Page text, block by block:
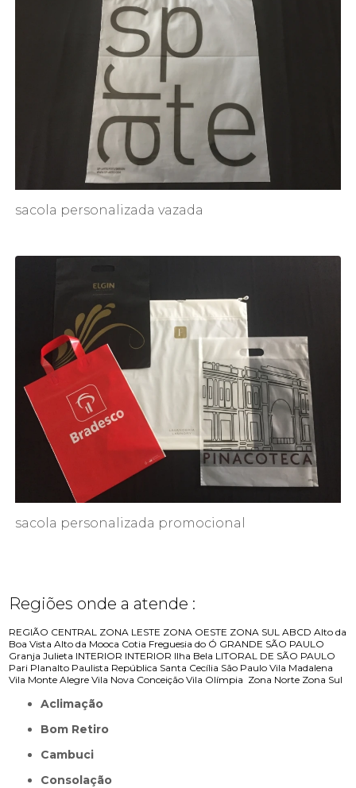
sacola personalizada vazada
sacola personalizada promocional
Regiões onde a atende :
REGIÃO CENTRAL ZONA LESTE ZONA OESTE ZONA SUL ABCD Alto da
Boa Vista Alto da Mooca Cotia Freguesia do Ó GRANDE SÃO PAULO
Granja Julieta INTERIOR INTERIOR Ilha Bela LITORAL DE SÃO PAULO
Pari Planalto Paulista República Santa Cecília São Paulo Vila Madalena
Vila Monte Alegre Vila Nova Conceição Vila Olímpia Zona Norte Zona Sul
Aclimação
Bom Retiro
Cambuci
Consolação